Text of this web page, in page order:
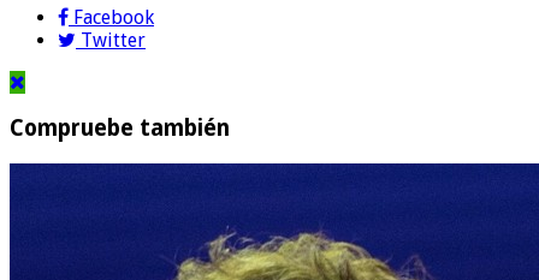
Facebook
Twitter
Compruebe también